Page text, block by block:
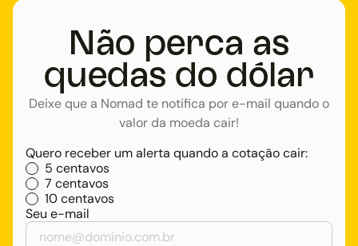
Não perca as
quedas do dólar
Deixe que a Nomad te notifica por e-mail quando o
valor da moeda cair!
Quero receber um alerta quando a cotação cair:
5 centavos
7 centavos
10 centavos
Seu e-mail